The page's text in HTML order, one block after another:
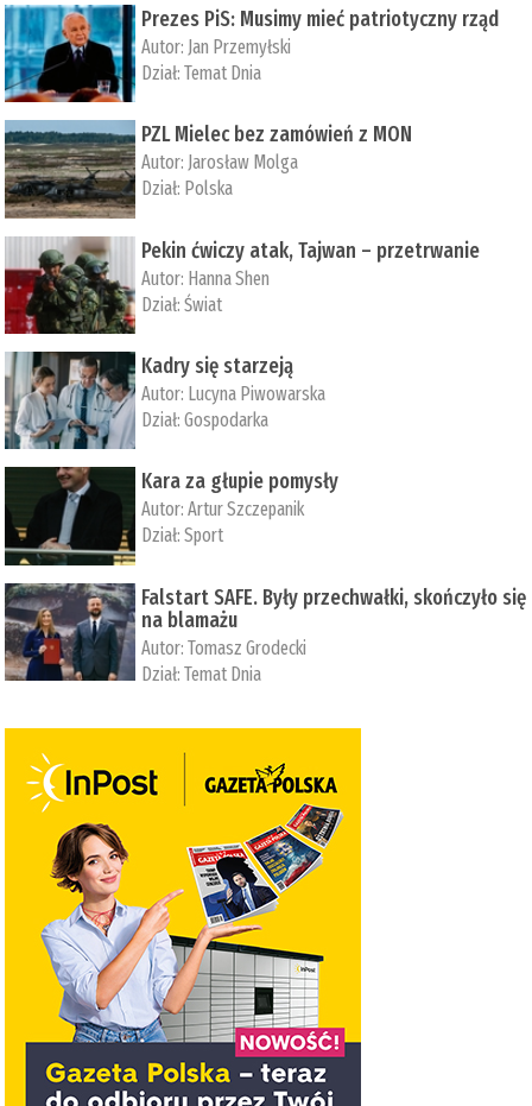
Prezes PiS: Musimy mieć patriotyczny rząd
Autor: Jan Przemyłski
Dział:Temat Dnia
PZL Mielec bez zamówień z MON
Autor: Jarosław Molga
Dział: Polska
Pekin ćwiczy atak, Tajwan – przetrwanie
Autor: ­Hanna Shen
Dział:Świat
Kadry się starzeją
Autor: Lucyna Piwowarska
Dział:Gospodarka
Kara za głupie pomysły
Autor:Artur Szczepanik
Dział:Sport
Falstart SAFE. Były przechwałki, skończyło się
na blamażu
Autor:Tomasz Grodecki
Dział:Temat Dnia